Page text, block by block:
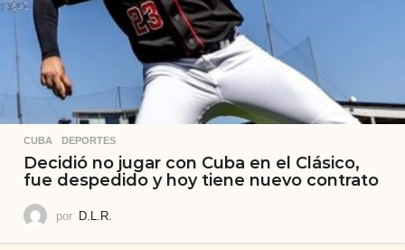
CUBA ,DEPORTES
Decidió no jugar con Cuba en el Clásico,
fue despedido y hoy tiene nuevo contrato
por D.L.R.